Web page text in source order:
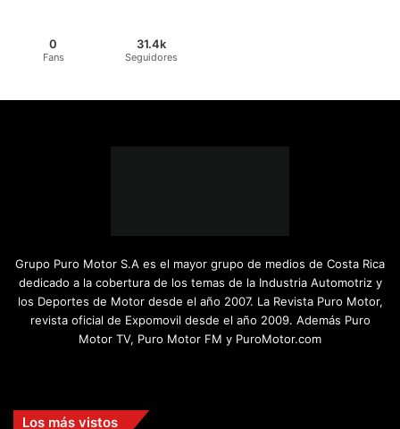
0
Fans
31.4k
Seguidores
Grupo Puro Motor S.A es el mayor grupo de medios de Costa Rica
dedicado a la cobertura de los temas de la Industria Automotriz y
los Deportes de Motor desde el año 2007. La Revista Puro Motor,
revista oficial de Expomovil desde el año 2009. Además Puro
Motor TV, Puro Motor FM y PuroMotor.com
Los más vistos